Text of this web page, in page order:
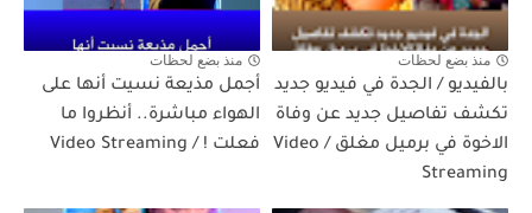
منذ بضع لحظات
بالفيديو / الجدة في فيديو جديد
تكشف تفاصيل جديد عن وفاة
الاخوة في برميل مغلق / Video
Streaming
منذ بضع لحظات
أجمل مذيعة نسيت أنها على
الهواء مباشرة.. أنظروا ما
فعلت ! / Video Streaming